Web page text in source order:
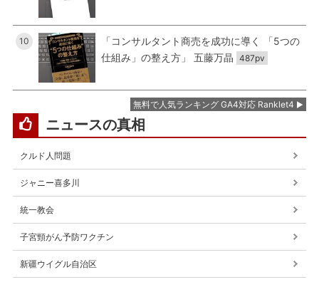
10
「コンサルタント商売を成功に導く 「5つの
仕組み」の整え方」 五藤万晶 487pv
無料で人気ランキング GA4対応 Ranklet4
ニュースの真相
クルド人問題
ジャニー喜多川
統一教会
子宮頸がん予防ワクチン
新疆ウイグル自治区